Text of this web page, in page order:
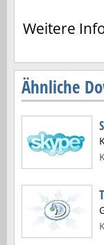
Weitere
Ähnliche